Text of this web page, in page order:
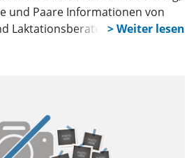
und Paare Informationen von
Laktationsberaterinnen. Der
statt. Die Teilnahme ist